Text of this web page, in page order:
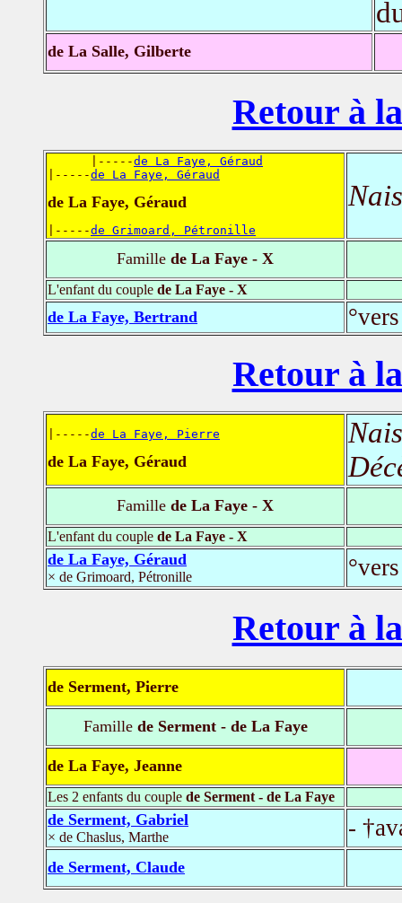
de La Salle, Gilberte
Retour à
      |-----
de La Faye, Géraud
|-----de La Faye, Géraud
de La Faye, Géraud
|-----de Grimoard, Pétronille
Famille de La Faye - X
L'enfant du couple de La Faye - X
de La Faye, Bertrand
Retour à
|-----de La Faye, Pierre
de La Faye, Géraud
Famille de La Faye - X
L'enfant du couple de La Faye - X
de La Faye, Géraud
× de Grimoard, Pétronille
Retour à
de Serment, Pierre
Famillede Serment - de La Faye
de La Faye, Jeanne
Les 2 enfants du couple de Serment - de La Faye
de Serment, Gabriel
× de Chaslus, Marthe -
de Serment, Claude